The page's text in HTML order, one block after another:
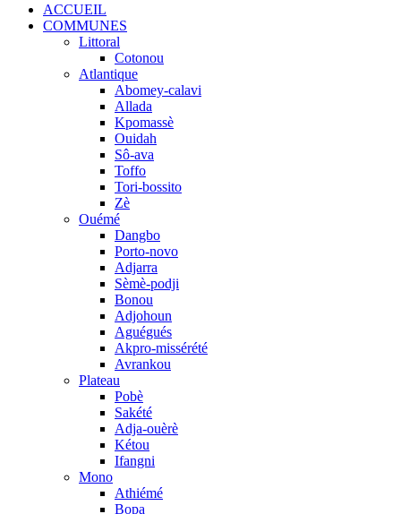
ACCUEIL
COMMUNES
Littoral
Cotonou
Atlantique
Abomey-calavi
Allada
Kpomassè
Ouidah
Sô-ava
Toffo
Tori-bossito
Zè
Ouémé
Dangbo
Porto-novo
Adjarra
Sèmè-podji
Bonou
Adjohoun
Aguégués
Akpro-missérété
Avrankou
Plateau
Pobè
Sakété
Adja-ouèrè
Kétou
Ifangni
Mono
Athiémé
Bopa